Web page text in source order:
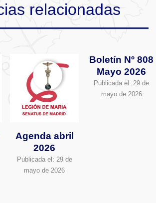
relacionadas
Agenda abril
2026
Publicada el: 29 de
mayo de 2026
Boletín Nº 808
Mayo 2026
Publicada el: 29 de
mayo de 2026